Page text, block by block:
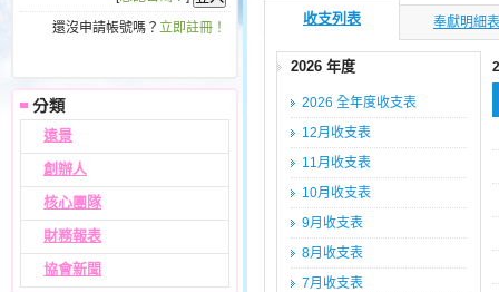
還沒申請帳號嗎？ 立即註冊！
遠景
創辦人
核心團隊
財務報表
協會新聞
收支列表 奉獻明細表
2026 年度
2026 全年度收支表
12月收支表
11月收支表
10月收支表
9月收支表
8月收支表
7月收支表